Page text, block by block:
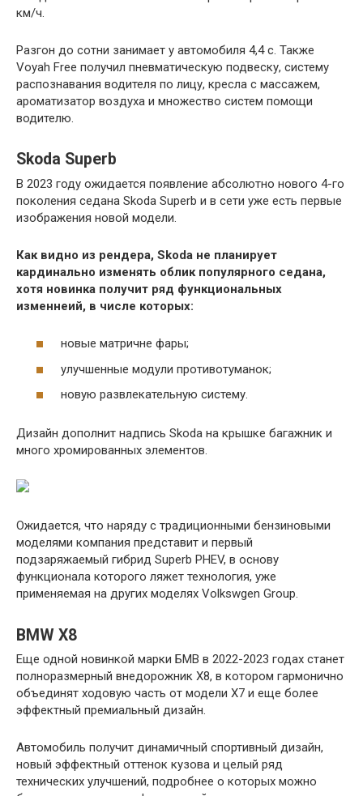
км/ч.
Разгон до сотни занимает у автомобиля 4,4 с. Также
Voyah Free получил пневматическую подвеску, систему
распознавания водителя по лицу, кресла с массажем,
ароматизатор воздуха и множество систем помощи
водителю.
Skoda Superb
В 2023 году ожидается появление абсолютно нового 4-го
поколения седана Skoda Superb и в сети уже есть первые
изображения новой модели.
Как видно из рендера, Skoda не планирует
кардинально изменять облик популярного седана,
хотя новинка получит ряд функциональных
изменнеий, в числе которых:
новые матричне фары;
улучшенные модули противотуманок;
новую развлекательную систему.
Дизайн дополнит надпись Skoda на крышке багажник и
много хромированных элементов.
Ожидается, что наряду с традиционными бензиновыми
моделями компания представит и первый
подзаряжаемый гибрид Superb PHEV, в основу
функционала которого ляжет технология, уже
применяемая на других моделях Volkswgen Group.
BMW X8
Еще одной новинкой марки БМВ в 2022-2023 годах станет
полноразмерный внедорожник X8, в котором гармонично
объединят ходовую часть от модели X7 и еще более
эффектный премиальный дизайн.
Автомобиль получит динамичный спортивный дизайн,
новый эффектный оттенок кузова и целый ряд
технических улучшений, подробнее о которых можно